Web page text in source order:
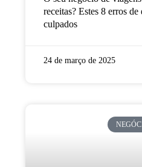
receitas? Estes 8 erros
culpados
24 de março de 2025